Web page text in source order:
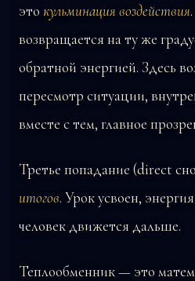
это кульминация воздействия
возвращается на ту же
обратной энергией. Здесь
пересмотр ситуации,
вместе с тем, главное
Третье попадание (direct
итогов. Урок усвоен,
человек движется дальше.
Теплообменник — это